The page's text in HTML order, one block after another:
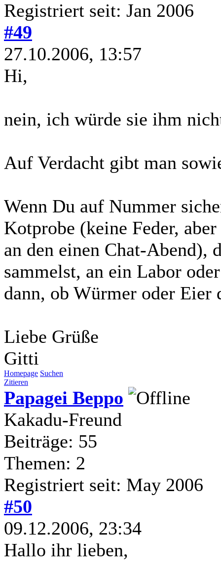
Registriert seit: Jan 2006
#49
27.10.2006, 13:57
Hi,
nein, ich würde sie ihm
Auf Verdacht gibt man
Wenn Du auf Nummer
Kotprobe (keine Feder,
an den einen Chat-Abend),
sammelst, an ein Labor
dann, ob Würmer oder Eier
Liebe Grüße
Gitti
Homepage Suchen
Zitieren
Papagei Beppo
Kakadu-Freund
Beiträge: 55
Themen: 2
Registriert seit: May 2006
#50
09.12.2006, 23:34
Hallo ihr lieben,